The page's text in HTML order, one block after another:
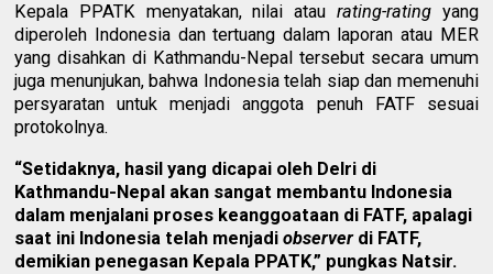
Kepala PPATK menyatakan, nilai atau rating-ratingyang
diperoleh Indonesia dan tertuang dalam laporan atau MER
yang disahkan di Kathmandu-Nepal tersebut secara umum
juga menunjukan, bahwa Indonesia telah siap dan memenuhi
persyaratan untuk menjadi anggota penuh FATF sesuai
protokolnya.
“Setidaknya, hasil yang dicapai oleh Delri di
Kathmandu-Nepal akan sangat membantu Indonesia
dalam menjalani proses keanggoataan di FATF, apalagi
saat ini Indonesia telah menjadiobserverdi FATF,
demikian penegasan Kepala PPATK,” pungkas Natsir.